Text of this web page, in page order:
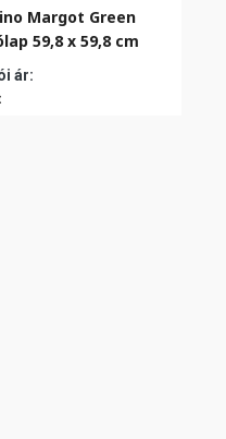
Margot Green
59,8 x 59,8 cm
ár: